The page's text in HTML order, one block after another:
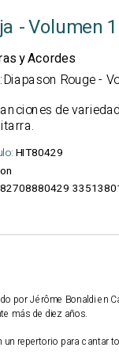
- Volumen 1
y Acordes
Rouge -
de
HIT80429
por Jérôme Bonaldi en
más de diez años.
un repertorio para cantar